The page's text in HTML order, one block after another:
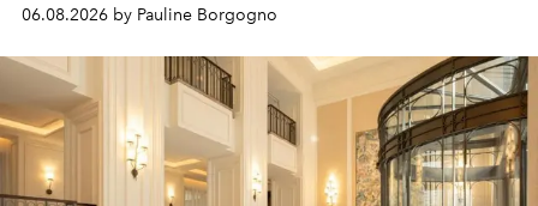
06.08.2026 by Pauline Borgogno